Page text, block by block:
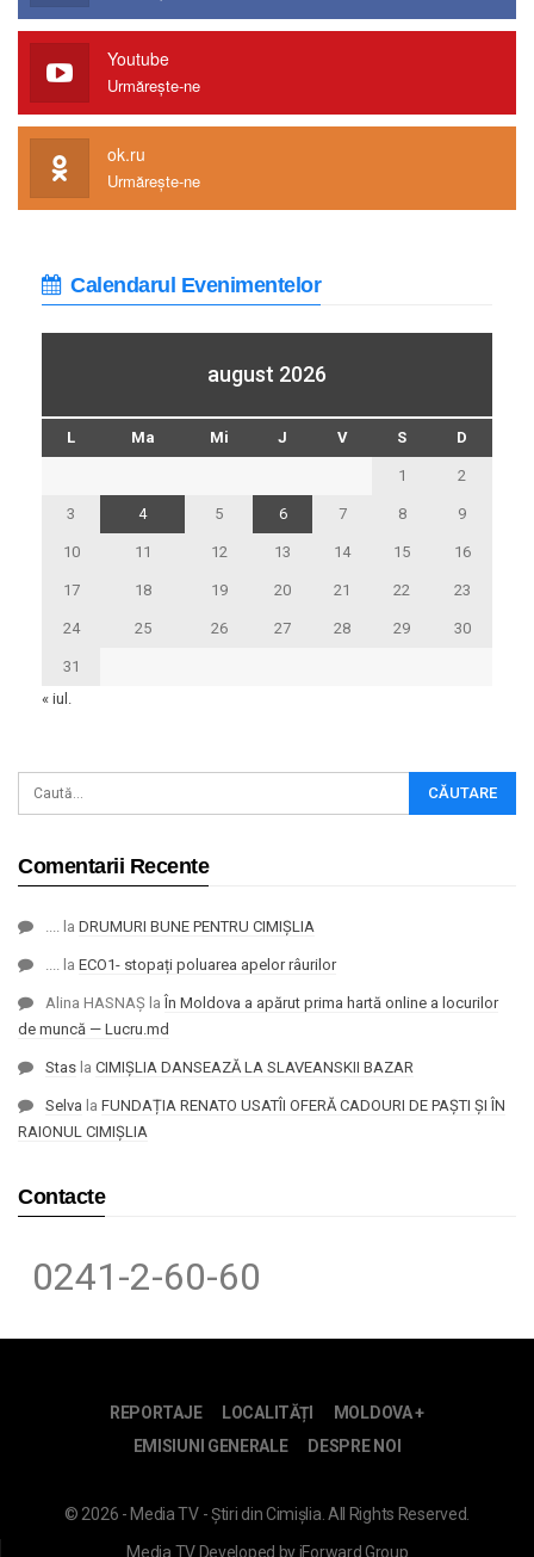
Youtube
Urmărește-ne
ok.ru
Urmărește-ne
Calendarul Evenimentelor
august 2026
L Ma Mi J V S D
1 2
3 4 5 6 7 8 9
10 11 12 13 14 15 16
17 18 19 20 21 22 23
24 25 26 27 28 29 30
31
« iul.
Comentarii Recente
.... la DRUMURI BUNE PENTRU CIMIȘLIA
.... la ECO1- stopați poluarea apelor râurilor
Alina HASNAȘ la În Moldova a apărut prima hartă online a locurilor
de muncă — Lucru.md
Stas la CIMIȘLIA DANSEAZĂ LA SLAVEANSKII BAZAR
Selva la FUNDAȚIA RENATO USATÎI OFERĂ CADOURI DE PAȘTI ȘI ÎN
RAIONUL CIMIȘLIA
Contacte
0241-2-60-60
REPORTAJE LOCALITĂȚI
MOLDOVA +
EMISIUNI GENERALE
DESPRE NOI
© 2026 - Media TV - Știri din Cimișlia. All Rights Reserved.
Media TVDeveloped byiForward Group